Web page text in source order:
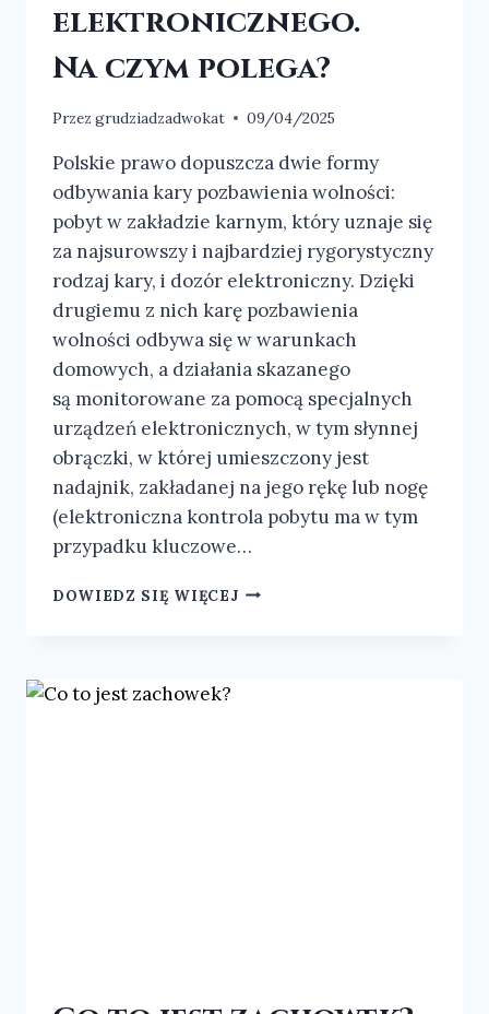
elektronicznego.
Na czym polega?
Przez grudziadzadwokat 09/04/2025
Polskie prawo dopuszcza dwie formy
odbywania kary pozbawienia wolności:
pobyt w zakładzie karnym, który uznaje się
za najsurowszy i najbardziej rygorystyczny
rodzaj kary, i dozór elektroniczny. Dzięki
drugiemu z nich karę pozbawienia
wolności odbywa się w warunkach
domowych, a działania skazanego
są monitorowane za pomocą specjalnych
urządzeń elektronicznych, w tym słynnej
obrączki, w której umieszczony jest
nadajnik, zakładanej na jego rękę lub nogę
(elektroniczna kontrola pobytu ma w tym
przypadku kluczowe…
DOWIEDZ SIĘ WIĘCEJ